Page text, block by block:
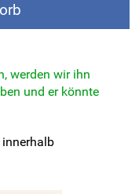
werden wir ihn
und er könnte
innerhalb